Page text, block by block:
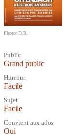
Photo: D.R.
Public
Grand public
Humour
Facile
Sujet
Facile
Convient aux ados
Oui